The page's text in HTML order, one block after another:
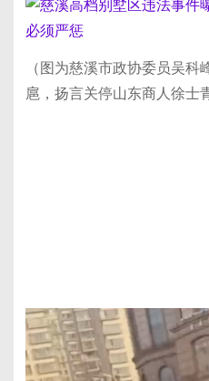
（图为慈溪市政协委员吴
扈，扬言关停山东商人徐士